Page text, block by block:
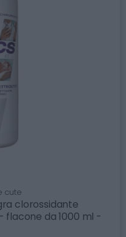
cute
clorossidante
flacone da 1000 ml -